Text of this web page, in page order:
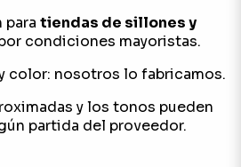
para tiendas de sillones y
condiciones mayoristas.
color: nosotros lo fabricamos.
y los tonos pueden
partida del proveedor.